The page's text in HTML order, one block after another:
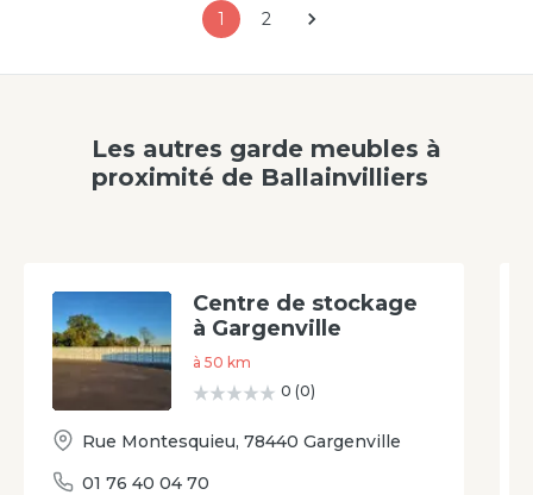
1 2
Les autres garde meubles à
proximité de Ballainvilliers
Centre de stockage
à Gargenville
à 50 km
0 (0)
Rue Montesquieu, 78440 Gargenville
01 76 40 04 70